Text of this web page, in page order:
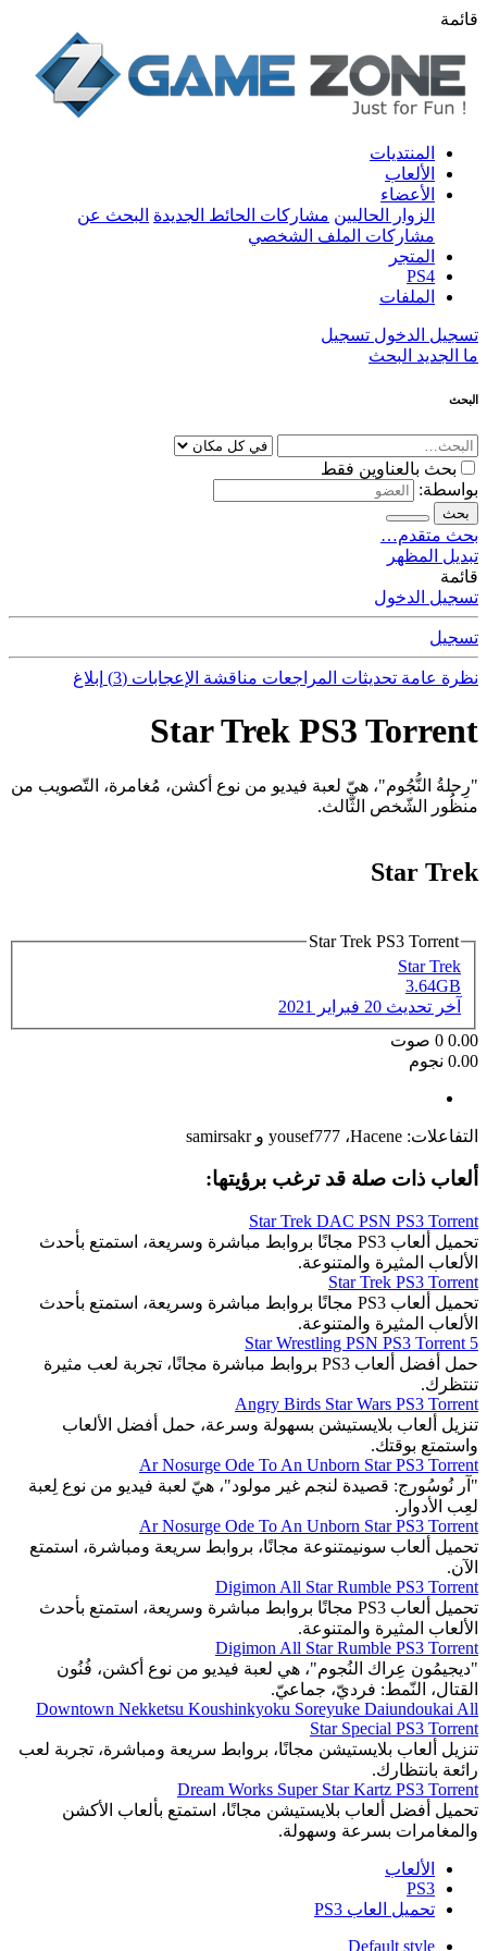
قائمة
المنتديات
الألعاب
الأعضاء
الزوار الحاليين مشاركات الحائط الجديدة البحث عن
مشاركات الملف الشخصي
المتجر
PS4
الملفات
تسجيل الدخول تسجيل
ما الجديد البحث
البحث
بحث بالعناوين فقط
بواسطة:
بحث
بحث متقدم…
تبديل المظهر
قائمة
تسجيل الدخول
تسجيل
نظرة عامة تحديثات المراجعات مناقشة الإعجابات (3) إبلاغ
Star Trek PS3 Torrent
"رِحلةُ النُّجُوم"، هيّ لعبة فيديو من نوع أكشن، مُغامرة، التّصويب من
منظُور الشّخص الثّالث.
Star Trek
Star Trek PS3 Torrent
Star Trek
3.64GB
آخر تحديث 20 فبراير 2021
0.00
0 صوت
0.00 نجوم
التفاعلات: Hacene، yousef777 وsamirsakr
ألعاب ذات صلة قد ترغب برؤيتها:
Star Trek DAC PSN PS3 Torrent
تحميل ألعاب PS3 مجانًا بروابط مباشرة وسريعة، استمتع بأحدث
الألعاب المثيرة والمتنوعة.
Star Trek PS3 Torrent
تحميل ألعاب PS3 مجانًا بروابط مباشرة وسريعة، استمتع بأحدث
الألعاب المثيرة والمتنوعة.
5 Star Wrestling PSN PS3 Torrent
حمل أفضل ألعاب PS3 بروابط مباشرة مجانًا، تجربة لعب مثيرة
تنتظرك.
Angry Birds Star Wars PS3 Torrent
تنزيل ألعاب بلايستيشن بسهولة وسرعة، حمل أفضل الألعاب
واستمتع بوقتك.
Ar Nosurge Ode To An Unborn Star PS3 Torrent
"آر نُوسُورج: قصيدة لنجم غير مولود"، هيّ لعبة فيديو من نوع لِعبة
لعِب الأدوار.
Ar Nosurge Ode To An Unborn Star PS3 Torrent
تحميل ألعاب سونيمتنوعة مجانًا، بروابط سريعة ومباشرة، استمتع
الآن.
Digimon All Star Rumble PS3 Torrent
تحميل ألعاب PS3 مجانًا بروابط مباشرة وسريعة، استمتع بأحدث
الألعاب المثيرة والمتنوعة.
Digimon All Star Rumble PS3 Torrent
"ديجيمُون عِراك النُجوم"، هي لعبة فيديو من نوع أكشن، فُنُون
القتال، النّمط: فرديّ، جماعيّ.
Downtown Nekketsu Koushinkyoku Soreyuke Daiundoukai All
Star Special PS3 Torrent
تنزيل ألعاب بلايستيشن مجانًا، بروابط سريعة ومباشرة، تجربة لعب
رائعة بانتظارك.
Dream Works Super Star Kartz PS3 Torrent
تحميل أفضل ألعاب بلايستيشن مجانًا، استمتع بألعاب الأكشن
والمغامرات بسرعة وسهولة.
الألعاب
PS3
تحميل العاب PS3
Default style